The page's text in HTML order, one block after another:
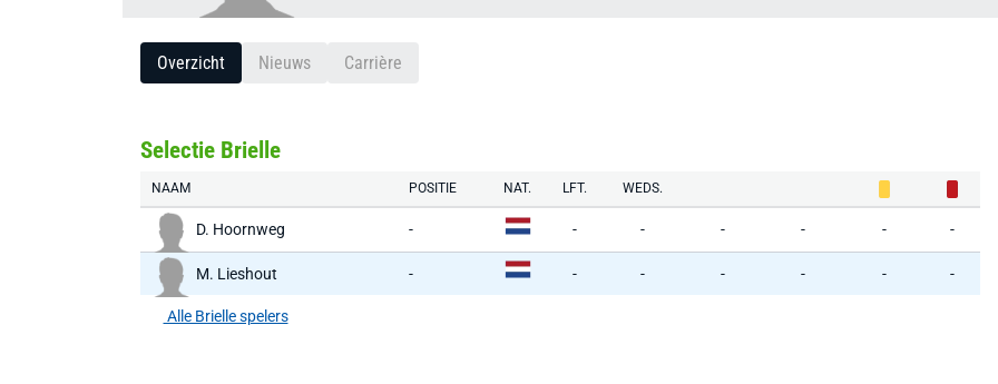
Overzicht Nieuws Carrière
Selectie Brielle
NAAM POSITIE NAT. LFT. WEDS.
D. Hoornweg - - - - - - -
M. Lieshout - - - - - - -
Alle Brielle spelers